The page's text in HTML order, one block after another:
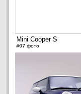
Mini Cooper S
#07 фото